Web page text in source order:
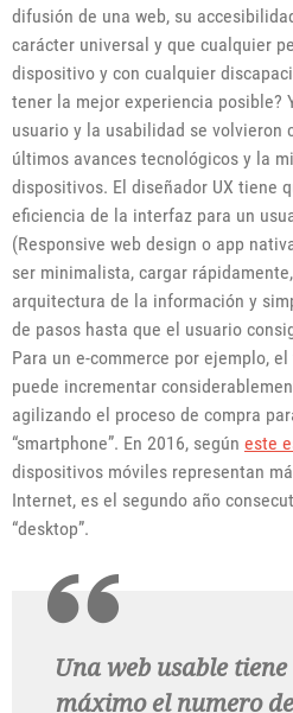
difusión de una web, su
carácter universal y que cualquier
dispositivo y con cualquier
tener la mejor experiencia posible?
usuario y la usabilidad se volvieron
últimos avances tecnológicos y la
dispositivos. El diseñador UX tiene
eficiencia de la interfaz para un
(Responsive web design o app
ser minimalista, cargar
arquitectura de la información y
de pasos hasta que el usuario
Para un e-commerce por ejemplo,
puede incrementar
agilizando el proceso de compra
“smartphone”. En 2016, según este
dispositivos móviles representan
Internet, es el segundo año
“desktop”.
Una web usable
máximo el numero